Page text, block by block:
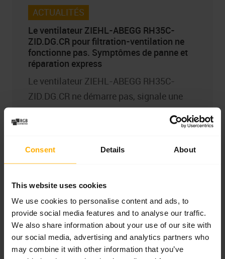
Consent Details About
This website uses cookies
We use cookies to personalise content and ads, to
provide social media features and to analyse our traffic.
We also share information about your use of our site with
our social media, advertising and analytics partners who
may combine it with other information that you’ve
ACTUALITÉS
Le ventilateur ZIEHL-ABEGG RH35C-
ZID.DG.CR pour filtration-ventilation ne
fonctionne pas. Symptômes de panne et
réparation express
Le ventilateur ZIEHL-ABEGG RH35C-
ZID.DG.CR ne démarre pas, signale une
erreur ECblue, fait du bruit ou vibre ?
Découvrez les symptômes de panne les
LED et la méthode de diagnostic, et
réparer, reconditionner ou remplacer
l’appareil.
En savoir plus